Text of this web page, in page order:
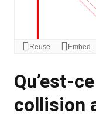
Qu’est-
collision